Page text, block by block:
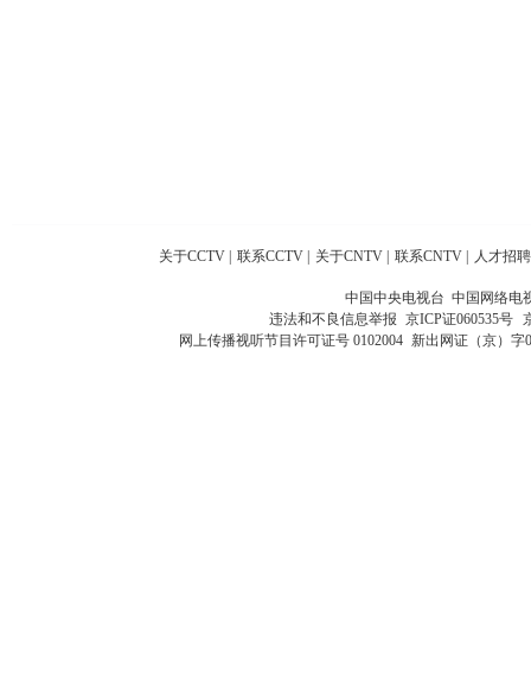
关于CCTV 联系CCTV 关于CNTV 联系CNTV 人才招聘
中国中央电视台 中国网络电
违法和不良信息举报 京ICP证060535号
网上传播视听节目许可证号 0102004 新出网证（京）